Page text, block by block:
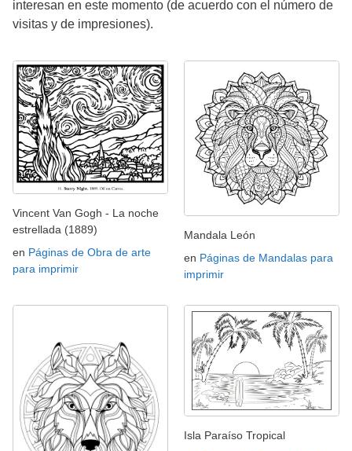
interesan en este momento (de acuerdo con el número de
visitas y de impresiones).
Vincent Van Gogh - La noche
estrellada (1889)
en Páginas de Obra de arte
para imprimir
Mandala León
en Páginas de Mandalas para
imprimir
Isla Paraíso Tropical